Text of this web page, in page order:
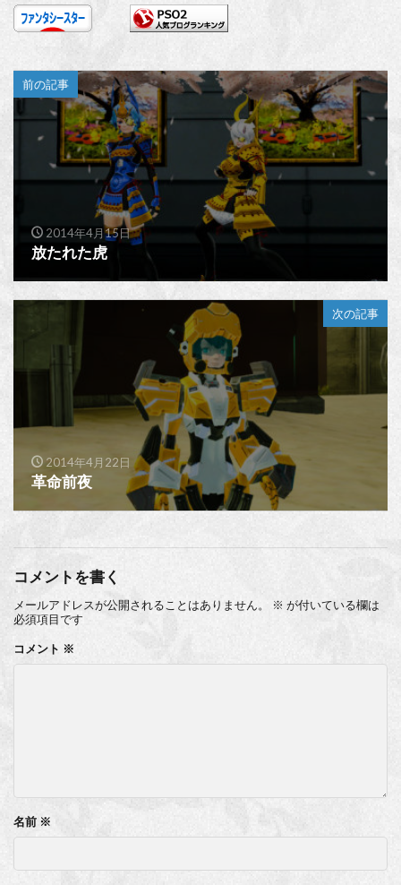
前の記事
2014年4月15日
放たれた虎
次の記事
2014年4月22日
革命前夜
コメントを書く
メールアドレスが公開されることはありません。 ※ が付いている欄は
必須項目です
コメント ※
名前 ※